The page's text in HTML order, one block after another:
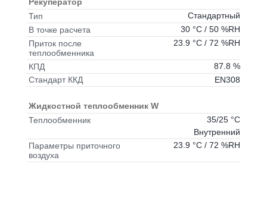
Рекуператор
Тип
Стандартный
В точке расчета
30 °C / 50 %RH
Приток после
теплообменника
23.9 °C / 72 %RH
КПД
87.8 %
Стандарт ККД
EN308
Жидкостной теплообменник W
Теплообменник
35/25 °C
Внутренний
Параметры приточного
воздуха
23.9 °C / 72 %RH